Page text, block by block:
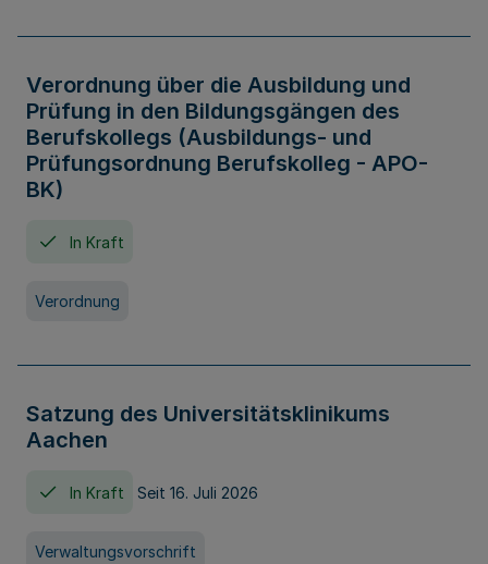
Verordnung über die Ausbildung und
Prüfung in den Bildungsgängen des
Berufskollegs (Ausbildungs- und
Prüfungsordnung Berufskolleg - APO-
BK)
In Kraft
Verordnung
Satzung des Universitätsklinikums
Aachen
In Kraft Seit 16. Juli 2026
Verwaltungsvorschrift